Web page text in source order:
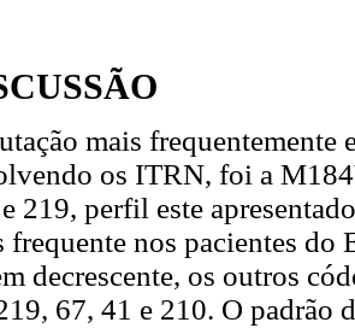
mais frequentemente
os ITRN, foi a
219, perfil este
frequente nos pacientes do
decrescente, os outros
67, 41 e 210. O padrão